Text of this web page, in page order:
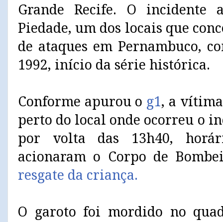
Grande Recife. O incidente
Piedade, um dos locais que
de ataques em Pernambuco,
1992, início da série histórica.
Conforme apurou o g1, a
perto do local onde ocorreu o
por volta das 13h40,
acionaram o Corpo de
resgate da criança.
O garoto foi mordido no